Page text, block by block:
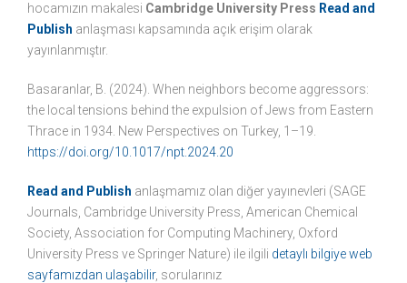
hocamızın makalesi Cambridge University Press Read and
Publish anlaşması kapsamında açık erişim olarak
yayınlanmıştır.
Basaranlar, B. (2024). When neighbors become aggressors:
the local tensions behind the expulsion of Jews from Eastern
Thrace in 1934. New Perspectives on Turkey, 1–19.
https://doi.org/10.1017/npt.2024.20
Read and Publish anlaşmamız olan diğer yayınevleri (SAGE
Journals, Cambridge University Press, American Chemical
Society, Association for Computing Machinery, Oxford
University Press ve Springer Nature) ile ilgili detaylı bilgiye web
sayfamızdan ulaşabilir, sorularınız